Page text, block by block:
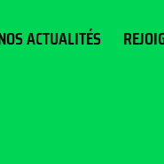
ACTUALITÉS